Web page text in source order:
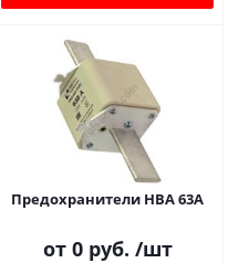
Предохранители НВА 63A
от 0 руб. /шт